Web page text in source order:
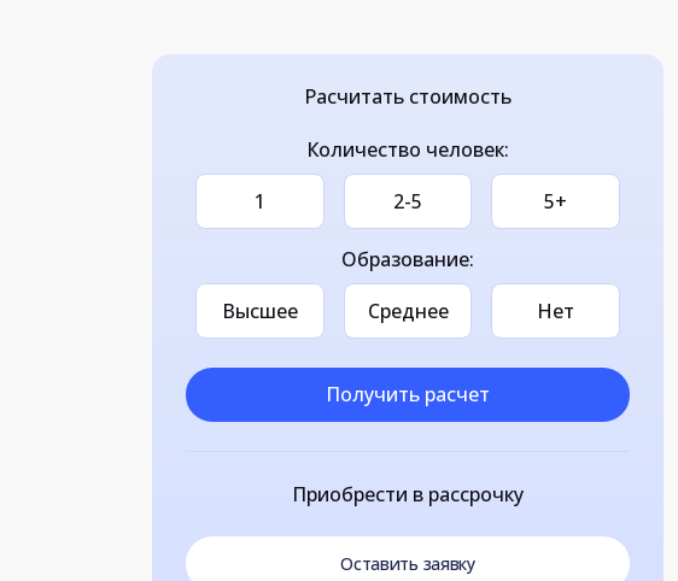
Расчитать стоимость
Количество человек:
1
2-5 5+
Образование:
Высшее
Среднее Нет
Получить расчет
Приобрести в рассрочку
Оставить заявку